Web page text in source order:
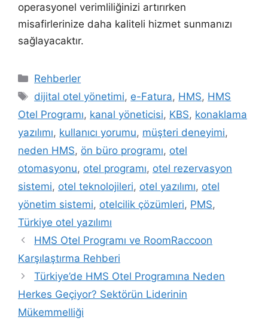
operasyonel verimliliğinizi artırırken
misafirlerinize daha kaliteli hizmet sunmanızı
sağlayacaktır.
Kategoriler
Rehberler
Etiketler
dijital otel yönetimi, e-Fatura, HMS, HMS
Otel Programı, kanal yöneticisi, KBS, konaklama
yazılımı, kullanıcı yorumu, müşteri deneyimi,
neden HMS, ön büro programı, otel
otomasyonu, otel programı, otel rezervasyon
sistemi, otel teknolojileri, otel yazılımı, otel
yönetim sistemi, otelcilik çözümleri, PMS,
Türkiye otel yazılımı
HMS Otel Programı ve RoomRaccoon
Karşılaştırma Rehberi
Türkiye’de HMS Otel Programına Neden
Herkes Geçiyor? Sektörün Liderinin
Mükemmelliği